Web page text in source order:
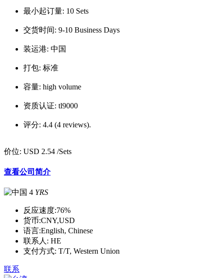
最小起订量: 10 Sets
交货时间: 9-10 Business Days
装运港: 中国
打包: 标准
容量: high volume
资质认证: tl9000
评分: 4.4 (4 reviews).
价位: USD 2.54 /Sets
查看公司简介
4 YRS
反应速度:76%
货币:CNY,USD
语言:English, Chinese
联系人: HE
支付方式: T/T, Western Union
联系